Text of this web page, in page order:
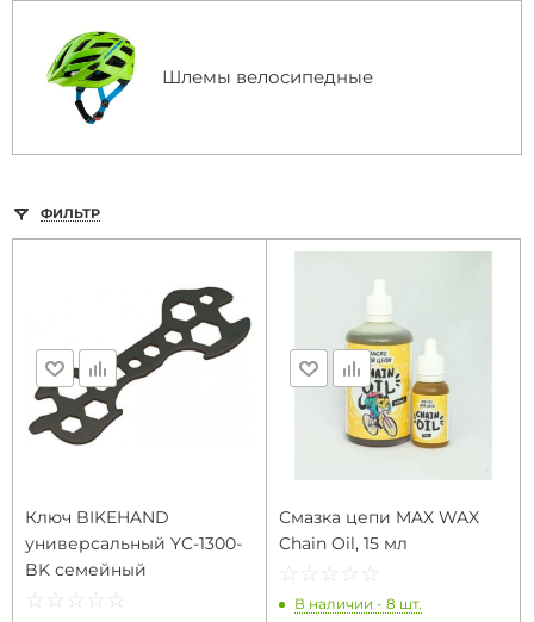
Шлемы велосипедные
ФИЛЬТР
Ключ BIKEHAND
универсальный YC-1300-
BK семейный
☆ ☆ ☆ ☆ ☆
★ ★ ★ ★ ★
Смазка цепи MAX WAX
Chain Oil, 15 мл
☆ ☆ ☆ ☆ ☆
★ ★ ★ ★ ★
В наличии - 8 шт.